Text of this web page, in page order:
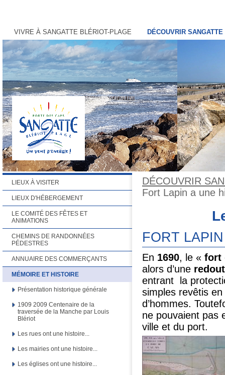
VIVRE À SANGATTE BLÉRIOT-PLAGE DÉCOUVRIR
DÉCOUVRIR
Fort Lapin a une
FORT
En 1690, le « fort
alors d’une
entrant la
simples revêtis
d’hommes.
ne pouvaient pas
ville et du port.
LIEUX À VISITER
LIEUX D'HÉBERGEMENT
LE COMITÉ DES FÊTES ET
ANIMATIONS
CHEMINS DE RANDONNÉES
PÉDESTRES
ANNUAIRE DES COMMERÇANTS
MÉMOIRE ET HISTOIRE
Présentation historique générale
1909 2009 Centenaire de la
traversée de la Manche par Louis
Blériot
Les rues ont une histoire...
Les mairies ont une histoire...
Les églises ont une histoire...